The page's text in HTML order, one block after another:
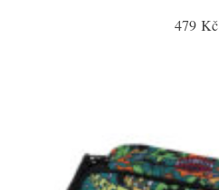
479 Kč